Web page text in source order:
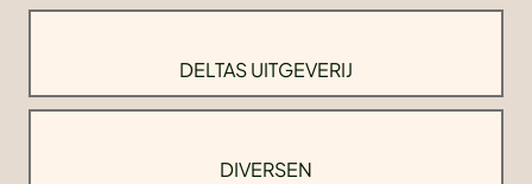
DELTAS UITGEVERIJ
DIVERSEN